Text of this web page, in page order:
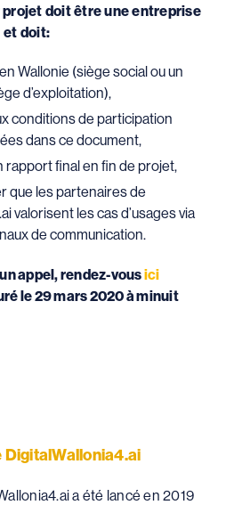
doit être une entreprise
et doit:
Wallonie (siège social ou un
d’exploitation),
conditions de participation
dans ce document,
rapport final en fin de projet,
que les partenaires de
valorisent les cas d’usages via
de communication.
appel, rendez-vousici
le 29 mars 2020 à minuit
DigitalWallonia4.ai
a été lancé en 2019